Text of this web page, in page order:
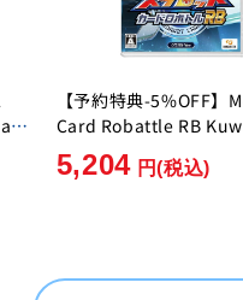
【予約特典-5%OFF】
Card Robattle RB
Ver.
5,204 円(税込)